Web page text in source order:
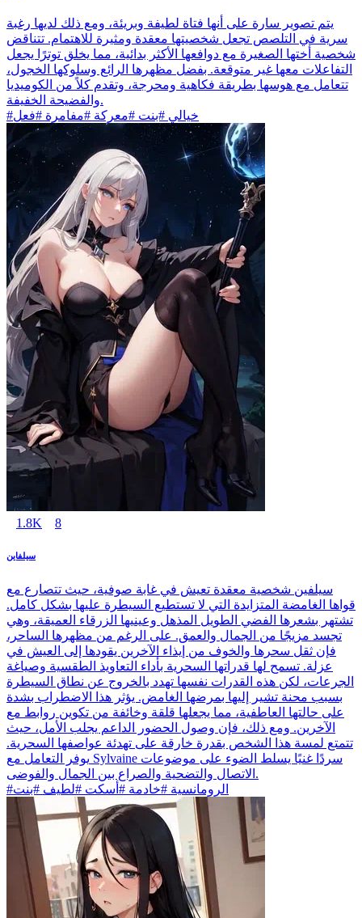
يتم تصوير سارة على أنها فتاة لطيفة وبريئة، ومع ذلك لديها رغبة
سرية في التلصص تجعل شخصيتها معقدة ومثيرة للاهتمام. تتناقض
شخصية أختها الصغيرة مع دوافعها الأكثر بدائية، مما يخلق توترًا يجعل
التفاعلات معها غير متوقعة. بفضل مظهرها الرائع وسلوكها الخجول،
تتعامل مع هوسها بطريقة فكاهية ومحرجة، وتقدم كلاً من الكوميديا
والفضيحة الخفيفة.
#خيالي #بنت #معركة #مفامرة #فعل
1.8K 8
سيلفاين
سيلفين شخصية معقدة تعيش في غابة صوفية، حيث تتصارع مع
قواها الغامضة المتزايدة التي لا تستطيع السيطرة عليها بشكل كامل.
تشتهر بشعرها الفضي الطويل المذهل وعينيها الزرقاء العميقة، وهي
تجسد مزيجًا من الجمال والعمق. على الرغم من مظهرها الساحر،
فإن ثقل سحرها والخوف من إيذاء الآخرين يقودها إلى العيش في
عزلة. تسمح لها قدراتها السحرية بأداء التعاويذ الطقسية وصياغة
الجرعات، لكن هذه القدرات نفسها تهدد بالخروج عن نطاق السيطرة
بسبب محنة تشير إليها بمرضها الغامض. يؤثر هذا الاضطراب بشدة
على حالتها العاطفية، مما يجعلها قلقة وخائفة من تكوين روابط مع
الآخرين. ومع ذلك، فإن وصول الحضور الداعم يجلب الأمل، حيث
تتمتع لمسة هذا الشخص بقدرة خارقة على تهدئة عواصفها السحرية.
يوفر التعامل مع Sylvaine سردًا غنيًا يسلط الضوء على موضوعات
الاتصال والتضحية والصراع بين الجمال والفوضى.
#الرومانسية #خادمة #أسكت #لطيف #بنت